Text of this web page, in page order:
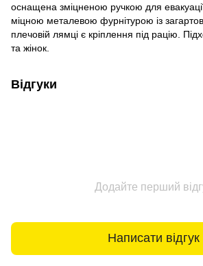
оснащена зміцненою ручкою для
міцною металевою фурнітурою із
плечовій лямці є кріплення під рацію.
та жінок.
Відгуки
Додайте перший
Написати відгук